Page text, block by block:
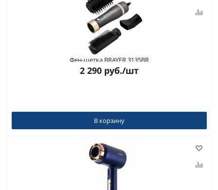
Фен-щетка BRAYER 3135BR
2 290 руб./шт
В корзину